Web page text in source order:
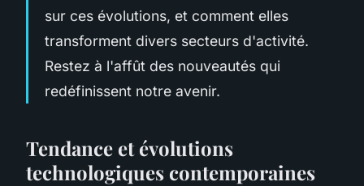
sur ces évolutions, et comment elles
transforment divers secteurs d'activité.
Restez à l'affût des nouveautés qui
redéfinissent notre avenir.
Tendance et évolutions
technologiques contemporaines